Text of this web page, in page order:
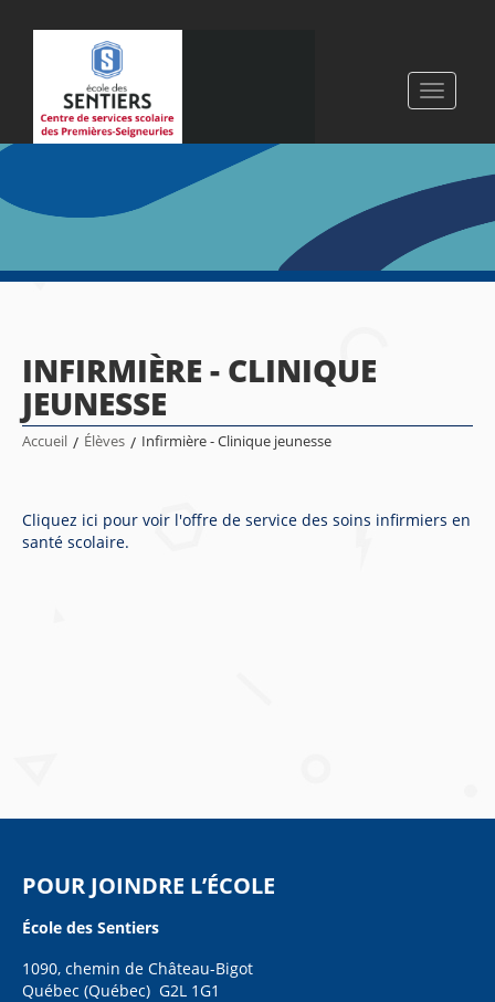
Toggle
INFIRMIÈRE - CLINIQUE
JEUNESSE
Accueil / Élèves / Infirmière - Clinique jeunesse
Cliquez ici pour voir l'offre de service des soins infirmiers en
santé scolaire.
POUR JOINDRE L’ÉCOLE
École des Sentiers
1090, chemin de Château-Bigot
Québec (Québec) G2L 1G1